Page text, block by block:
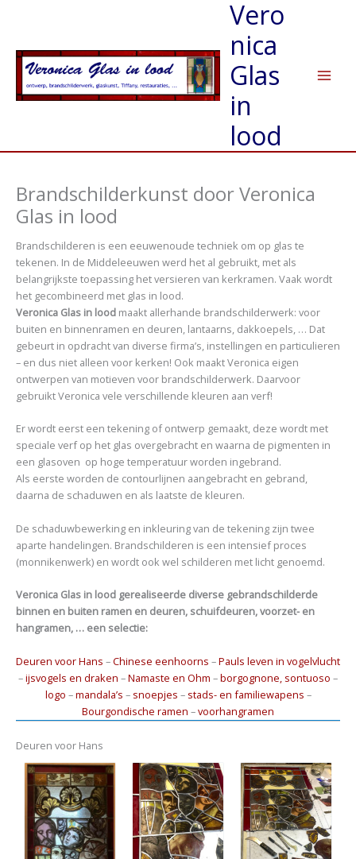
inhoud
Vero
nica
Glas
in
lood
Brandschilderkunst door Veronica
Glas in lood
Brandschilderen is een eeuwenoude techniek om op glas te
tekenen. In de Middeleeuwen werd het al gebruikt, met als
belangrijkste toepassing het versieren van kerkramen. Vaak wordt
het gecombineerd met glas in lood.
Veronica Glas in loodmaakt allerhande brandschilderwerk: voor
buiten en binnenramen en deuren, lantaarns, dakkoepels, … Dat
gebeurt in opdracht van diverse firma’s, instellingen en particulieren
– en dus niet alleen voor kerken! Ook maakt Veronica eigen
ontwerpen van motieven voor brandschilderwerk. Daarvoor
gebruikt Veronica vele verschillende kleuren aan verf!
Er wordt eerst een tekening of ontwerp gemaakt, deze wordt met
speciale verf op het glas overgebracht en waarna de pigmenten in
een glasoven op hoge temperatuur worden ingebrand.
Als eerste worden de contourlijnen aangebracht en gebrand,
daarna de schaduwen en als laatste de kleuren.
De schaduwbewerking en inkleuring van de tekening zijn twee
aparte handelingen. Brandschilderen is een intensief proces
(monnikenwerk) en wordt ook wel schilderen met licht genoemd.
Veronica Glas in lood gerealiseerde diverse gebrandschilderde
binnen en buiten ramen en deuren, schuifdeuren, voorzet- en
hangramen, … een selectie:
Deuren voor Hans –Chinese eenhoorns –Pauls leven in vogelvlucht
–ijsvogels en draken –Namaste en Ohm –borgognone, sontuoso –
logo –mandala’s – snoepjes – stads- en familiewapens –
Bourgondische ramen –voorhangramen
Deuren voor Hans